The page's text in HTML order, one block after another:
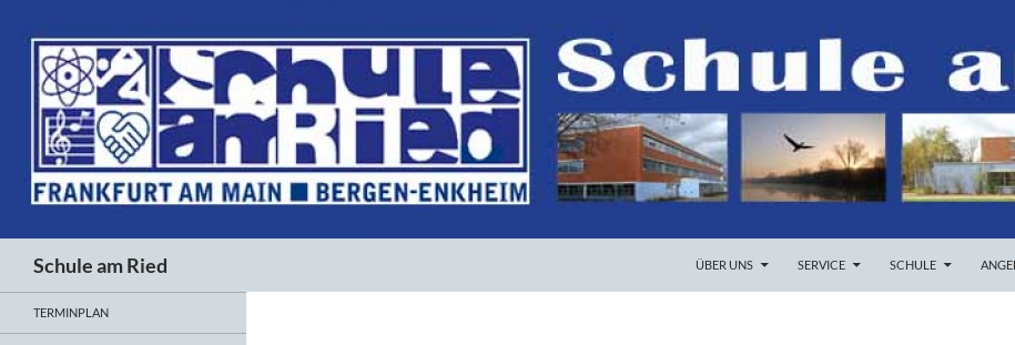
Schule am Ried
ÜBER UNS
SERVICE SCHULE
TERMINPLAN